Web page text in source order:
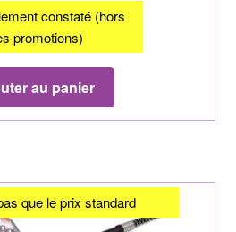
constaté (hors
promotions)
au panier
que le prix standard